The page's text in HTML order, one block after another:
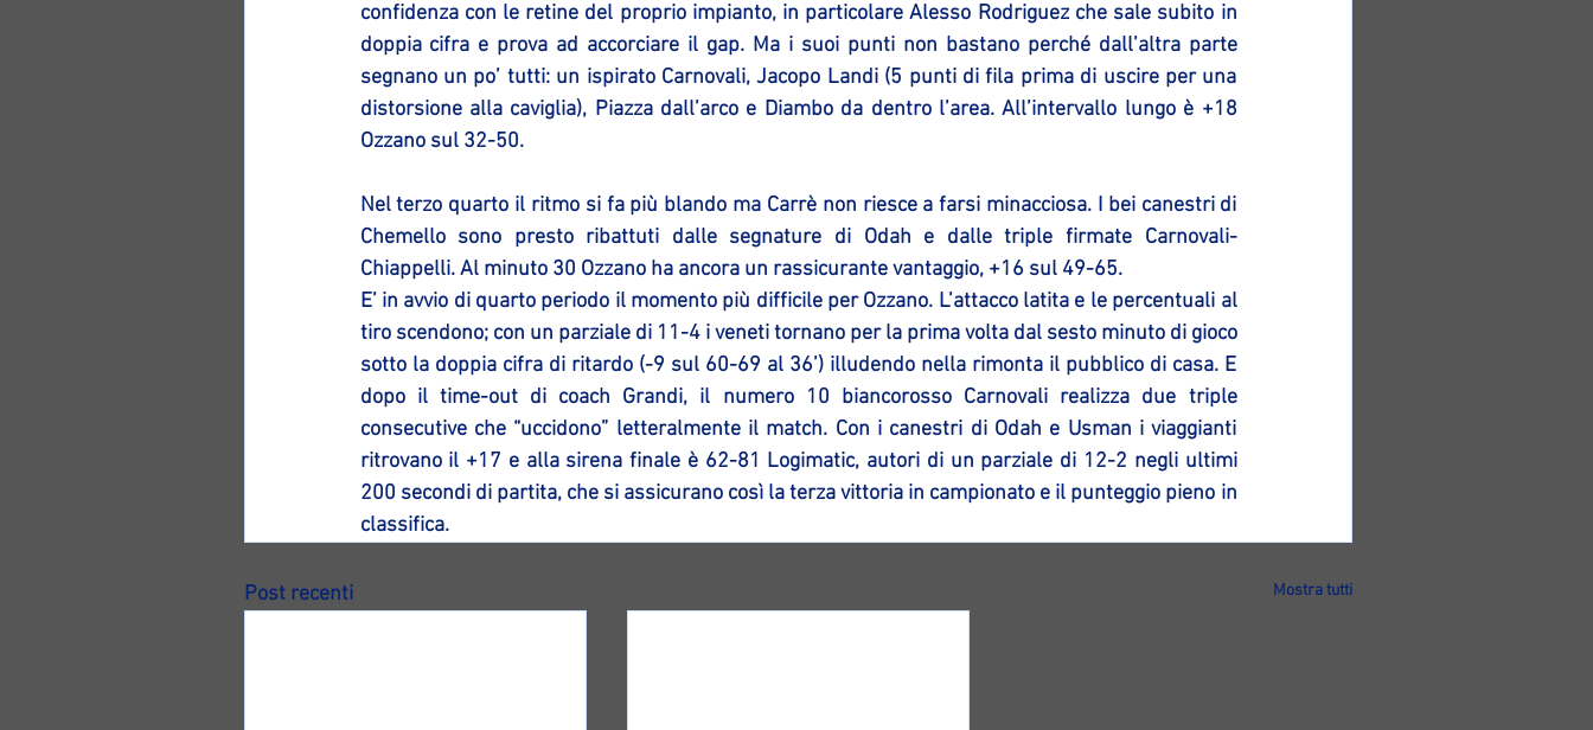
confidenza con le retine del proprio impianto, in particolare Alesso Rodriguez che sale subito in
doppia cifra e prova ad accorciare il gap. Ma i suoi punti non bastano perché dall’altra parte
segnano un po’ tutti: un ispirato Carnovali, Jacopo Landi (5 punti di fila prima di uscire per una
distorsione alla caviglia), Piazza dall’arco e Diambo da dentro l’area. All’intervallo lungo è +18
Ozzano sul 32-50.
Nel terzo quarto il ritmo si fa più blando ma Carrè non riesce a farsi minacciosa. I bei canestri di
Chemello sono presto ribattuti dalle segnature di Odah e dalle triple firmate Carnovali-
Chiappelli. Al minuto 30 Ozzano ha ancora un rassicurante vantaggio, +16 sul 49-65.
E’ in avvio di quarto periodo il momento più difficile per Ozzano. L’attacco latita e le percentuali al
tiro scendono; con un parziale di 11-4 i veneti tornano per la prima volta dal sesto minuto di gioco
sotto la doppia cifra di ritardo (-9 sul 60-69 al 36’) illudendo nella rimonta il pubblico di casa. E
dopo il time-out di coach Grandi, il numero 10 biancorosso Carnovali realizza due triple
consecutive che “uccidono” letteralmente il match. Con i canestri di Odah e Usman i viaggianti
ritrovano il +17 e alla sirena finale è 62-81 Logimatic, autori di un parziale di 12-2 negli ultimi
200 secondi di partita, che si assicurano così la terza vittoria in campionato e il punteggio pieno in
classifica.
Post recenti Mostra tutti